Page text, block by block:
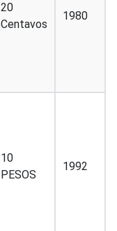
20
Centavos
1980
10
PESOS
1992